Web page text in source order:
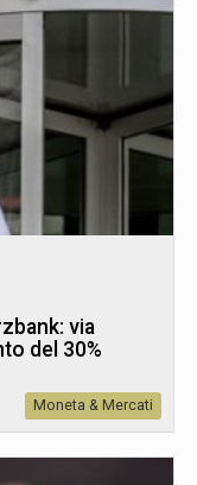
via
del 30%
Moneta & Mercati